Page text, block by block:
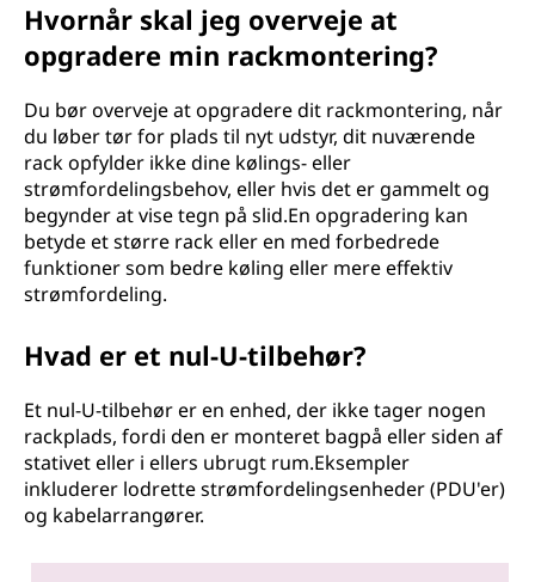
Hvornår skal jeg overveje at
opgradere min rackmontering?
Du bør overveje at opgradere dit rackmontering, når
du løber tør for plads til nyt udstyr, dit nuværende
rack opfylder ikke dine kølings- eller
strømfordelingsbehov, eller hvis det er gammelt og
begynder at vise tegn på slid.En opgradering kan
betyde et større rack eller en med forbedrede
funktioner som bedre køling eller mere effektiv
strømfordeling.
Hvad er et nul-U-tilbehør?
Et nul-U-tilbehør er en enhed, der ikke tager nogen
rackplads, fordi den er monteret bagpå eller siden af
stativet eller i ellers ubrugt rum.Eksempler
inkluderer lodrette strømfordelingsenheder (PDU'er)
og kabelarrangører.